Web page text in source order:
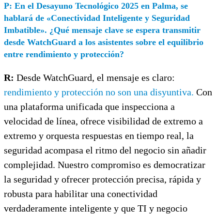
P: En el Desayuno Tecnológico 2025 en Palma, se
hablará de «Conectividad Inteligente y Seguridad
Imbatible». ¿Qué mensaje clave se espera transmitir
desde WatchGuard a los asistentes sobre el equilibrio
entre rendimiento y protección?
R: Desde WatchGuard, el mensaje es claro:
rendimiento y protección no son una disyuntiva. Con
una plataforma unificada que inspecciona a
velocidad de línea, ofrece visibilidad de extremo a
extremo y orquesta respuestas en tiempo real, la
seguridad acompasa el ritmo del negocio sin añadir
complejidad. Nuestro compromiso es democratizar
la seguridad y ofrecer protección precisa, rápida y
robusta para habilitar una conectividad
verdaderamente inteligente y que TI y negocio